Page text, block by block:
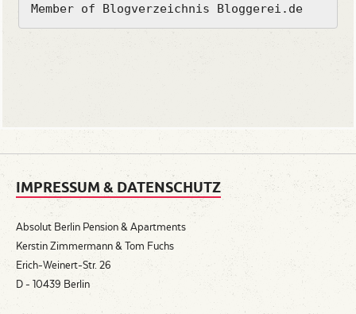
Member of Blogverzeichnis Bloggerei.de
IMPRESSUM & DATENSCHUTZ
Absolut Berlin Pension & Apartments
Kerstin Zimmermann & Tom Fuchs
Erich-Weinert-Str. 26
D - 10439 Berlin